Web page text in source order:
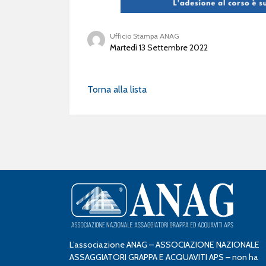
Ufficio Stampa ANAG
Martedì 13 Settembre 2022
Torna alla lista
L’associazione ANAG – ASSOCIAZIONE NAZIONALE
ASSAGGIATORI GRAPPA E ACQUAVITI APS – non ha